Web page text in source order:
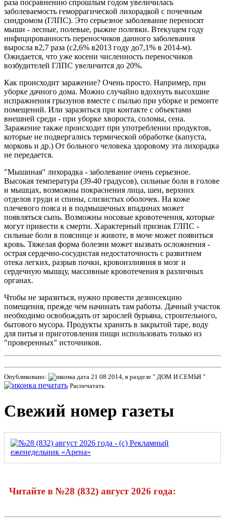
раза посравнению спрошлым годом увеличилась
заболеваемость геморрагической лихорадкой с почечным
синдромом (ГЛПС). Это серьезное заболевание переносят
мыши - лесные, полевые, рыжие полевки. Втекущем году
инфицированность переносчиков данного заболевания
выросла в2,7 раза (с2,6% в2013 году до7,1% в 2014-м).
Ожидается, что уже косени численность переносчиков
возбудителей ГЛПС увеличится до 20%.
Как происходит заражение? Очень просто. Например, при
уборке дачного дома. Можно случайно вдохнуть высохшие
испражнения грызунов вместе с пылью при уборке и ремонте
помещений. Или заразиться при контакте с объектами
внешней среди - при уборке хвороста, соломы, сена.
Заражение также происходит при употреблении продуктов,
которые не подвергались термической обработке (капуста,
морковь и др.) От больного человека здоровому эта лихорадка
не передается.
"Мышиная" лихорадка - заболевание очень серьезное.
Высокая температура (39-40 градусов), сильные боли в голове
и мышцах, возможны покраснения лица, шеи, верхних
отделов груди и спины, слизистых оболочек. На коже
плечевого пояса и в подмышечных впадинах может
появляться сыпь. Возможны носовые кровотечения, которые
могут привести к смерти. Характерный признак ГЛПС -
сильные боли в пояснице и животе, в моче может появиться
кровь. Тяжелая форма болезни может вызвать осложнения -
острая сердечно-сосудистая недостаточность с развитием
отека легких, разрыв почки, кровоизлияния в мозг и
сердечную мышцу, массивные кровотечения в различных
органах.
Чтобы не заразиться, нужно провести дезинсекцию
помещения, прежде чем начинать там работы. Дачный участок
необходимо освобождать от зарослей бурьяна, строительного,
бытового мусора. Продукты хранить в закрытой таре, воду
для питья и приготовления пищи использовать только из
"проверенных" источников.
Опубликовано:
21 08 2014, в разделе " ДОМ И СЕМЬЯ "
Распечатать
Свежий номер газеты
Читайте в №28 (832) август 2026 года: